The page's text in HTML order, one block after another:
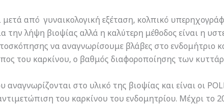
μετά από γυναικολογική εξέταση, κολπικό
την λήψη βιοψίας αλλά η καλύτερη μέθοδος είναι
να αναγνωρίσουμε βλάβες στο ενδομήτριο
του καρκίνου, ο βαθμός διαφοροποίησης των
αναγνωρίζονται στο υλικό της βιοψίας και είναι οι
του καρκίνου του ενδομητρίου. Μέχρι το